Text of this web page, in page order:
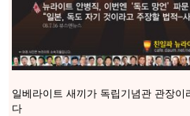
일베라이트 새끼가 독립기념관 관장
다